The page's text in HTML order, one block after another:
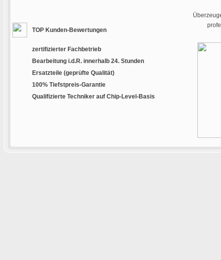
TOP Kunden-Bewertungen
zertifizierter Fachbetrieb
Bearbeitung i.d.R. innerhalb 24. Stunden
Ersatzteile (geprüfte Qualität)
100% Tiefstpreis-Garantie
Qualifizierte Techniker auf Chip-Level-Basis